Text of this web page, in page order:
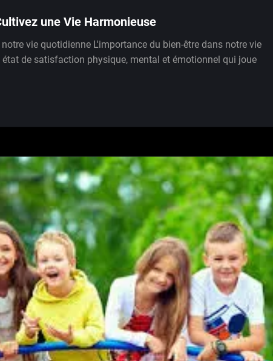
une Vie Harmonieuse
vie quotidienne L'importance du bien-être dans notre vie
de satisfaction physique, mental et émotionnel qui joue